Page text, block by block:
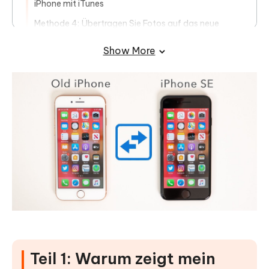
iPhone mit iTunes
Methode 4: Übertragen Sie Fotos auf das neue
Methode 5: Teilen Sie Fotos über iCloud-Link
Methode 7: Erstellen Sie ein freigegebenes Album für
den Foto-Transfer
Methode 8: Verwenden Sie Cloud-Speicherdienste
für die Foto-Sicherung
Methode 9: Verwenden Sie ein spezielles Foto-
Übertragungs-Tool
Teil 3: Häufig gestellte Fragen
Show More
Teil 1: Warum zeigt mein